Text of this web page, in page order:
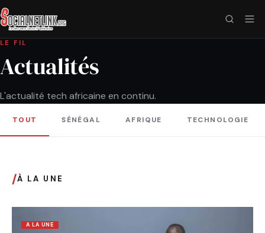
LE FIL
Actualités
L'actualité tech africaine en continu.
TOUT SÉNÉGAL AFRIQUE TECHNOLOGIE
/À LA UNE
A LA UNE